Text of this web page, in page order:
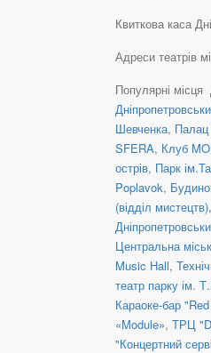
Квиткова каса
Адреси театрів
Популярні місця
Шевченка, Палац
SFERA, Клуб
острів, Парк
Poplavok,
(відділ мистецтв),
Центральна
Music Hall,
театр парку ім.
Караоке-бар
«Module», ТРЦ
"Концертний